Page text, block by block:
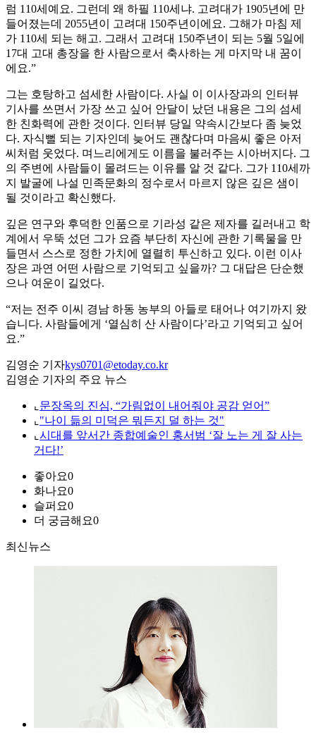
럼 110세예요. 그런데 왜 하필 110세냐. 고려대가 1905년에 만
들어졌는데 2055년이 고려대 150주년이에요. 그해가 마침 제
가 110세 되는 해고. 그래서 고려대 150주년이 되는 5월 5일에
17대 고대 총장을 한 사람으로서 축사하는 게 마지막 내 꿈이
에요.”
그는 호탕하고 섬세한 사람이다. 사실 이 이사장과의 인터뷰
기사를 쓰면서 가장 쓰고 싶어 안달이 났던 내용은 그의 섬세
한 친화력에 관한 것이다. 인터뷰 당일 약속시간보다 좀 늦었
다. 자식뻘 되는 기자인데 늦어도 괜찮다며 마음씨 좋은 아저
씨처럼 웃었다. 며느리에게도 이름을 불러주는 시아버지다. 그
의 주변에 사람들이 몰려드는 이유를 알 것 같다. 그가 110세까
지 발굴에 나설 민족문화의 정수로서 마르지 않은 깊은 샘이
될 것이라고 확신했다.
깊은 연구와 후덕한 인품으로 기라성 같은 제자를 길러내고 학
계에서 우뚝 섰던 그가 요즘 부단히 자신에 관한 기록물을 만
들면서 스스로 정한 가치에 열렬히 투신하고 있다. 이런 이사
장은 과연 어떤 사람으로 기억되고 싶을까? 그 대답은 단순했
으나 여운이 길었다.
“저는 전주 이씨 경남 하동 농부의 아들로 태어나 여기까지 왔
습니다. 사람들에게 ‘열심히 산 사람이다’라고 기억되고 싶어
요.”
김영순 기자kys0701@etoday.co.kr
김영순 기자의 주요 뉴스
⌞ 문장옥의 진심, “가림없이 내어줘야 공감 얻어”
⌞ "나이 듦의 미덕은 뭐든지 덜 하는 것"
⌞ 시대를 앞서간 종합예술인 홍서범 ‘잘 노는 게 잘 사는
거다!’
좋아요0
화나요0
슬퍼요0
더 궁금해요0
최신뉴스